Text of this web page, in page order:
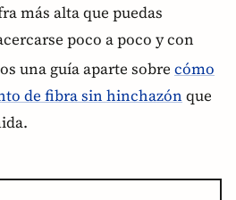
más alta que puedas
poco a poco y con
una guía aparte sobre cómo
de fibra sin hinchazón que